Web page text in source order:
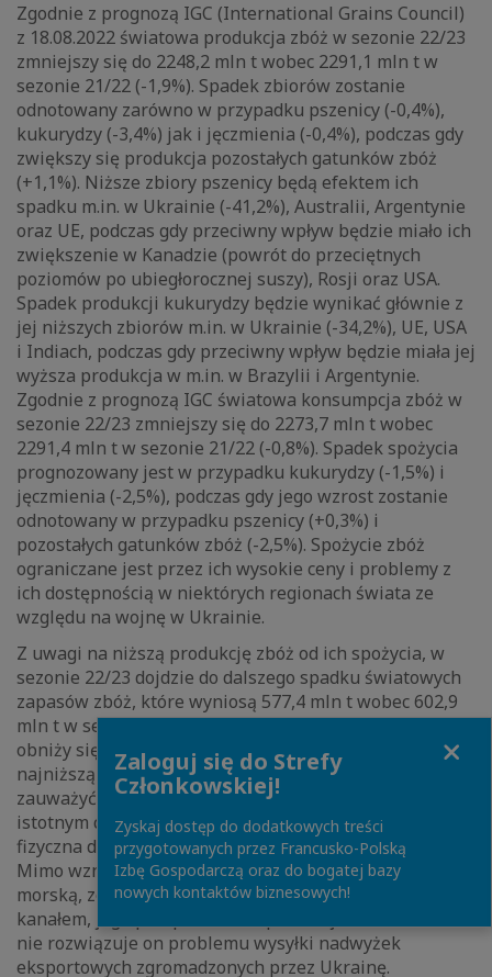
Zgodnie z prognozą IGC (International Grains Council)
z 18.08.2022 światowa produkcja zbóż w sezonie 22/23
zmniejszy się do 2248,2 mln t wobec 2291,1 mln t w
sezonie 21/22 (-1,9%). Spadek zbiorów zostanie
odnotowany zarówno w przypadku pszenicy (-0,4%),
kukurydzy (-3,4%) jak i jęczmienia (-0,4%), podczas gdy
zwiększy się produkcja pozostałych gatunków zbóż
(+1,1%). Niższe zbiory pszenicy będą efektem ich
spadku m.in. w Ukrainie (-41,2%), Australii, Argentynie
oraz UE, podczas gdy przeciwny wpływ będzie miało ich
zwiększenie w Kanadzie (powrót do przeciętnych
poziomów po ubiegłorocznej suszy), Rosji oraz USA.
Spadek produkcji kukurydzy będzie wynikać głównie z
jej niższych zbiorów m.in. w Ukrainie (-34,2%), UE, USA
i Indiach, podczas gdy przeciwny wpływ będzie miała jej
wyższa produkcja w m.in. w Brazylii i Argentynie.
Zgodnie z prognozą IGC światowa konsumpcja zbóż w
sezonie 22/23 zmniejszy się do 2273,7 mln t wobec
2291,4 mln t w sezonie 21/22 (-0,8%). Spadek spożycia
prognozowany jest w przypadku kukurydzy (-1,5%) i
jęczmienia (-2,5%), podczas gdy jego wzrost zostanie
odnotowany w przypadku pszenicy (+0,3%) i
pozostałych gatunków zbóż (-2,5%). Spożycie zbóż
ograniczane jest przez ich wysokie ceny i problemy z
ich dostępnością w niektórych regionach świata ze
względu na wojnę w Ukrainie.
Z uwagi na niższą produkcję zbóż od ich spożycia, w
sezonie 22/23 dojdzie do dalszego spadku światowych
zapasów zbóż, które wyniosą 577,4 mln t wobec 602,9
mln t w sezonie 21/22, a współczynnik zapasy/spożycie
obniży się do 25,4% wobec 26,3%, co będzie jego
najniższą wartością od sezonu 12/13. Warto jednak
zauważyć, że w tym sezonie, poza poziomem zapasów
istotnym czynnikiem determinującym ceny pozostaje
fizyczna dostępność zbóż w handlu międzynarodowym.
Mimo wznowienia ukraińskiego eksportu zbóż drogą
morską, ze względu na wysokie ryzyko transportu tym
kanałem, jego przepustowość pozostaje niska i nadal
nie rozwiązuje on problemu wysyłki nadwyżek
eksportowych zgromadzonych przez Ukrainę.
Zaloguj się do Strefy
Członkowskiej!
Zyskaj dostęp do dodatkowych treści
przygotowanych przez Francusko-Polską
Izbę Gospodarczą oraz do bogatej bazy
nowych kontaktów biznesowych!